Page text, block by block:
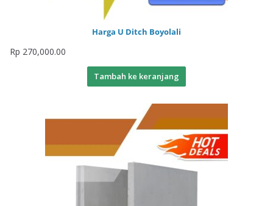
Harga U Ditch Boyolali
Rp 270,000.00
Tambah ke keranjang